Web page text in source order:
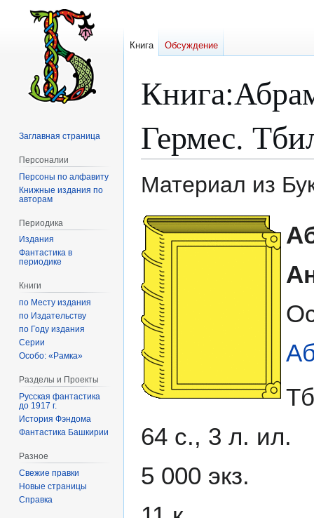
Книга:
Гермес.
Материал из
Перейти
навигации
Перейти
поиску
64 с., 3 л. ил.
5 000 экз.
Книга Обсуждение
Заглавная страница
Персоналии
Персоны по алфавиту
Книжные издания по
авторам
Периодика
Издания
Фантастика в
периодике
Книги
по Месту издания
по Издательству
по Году издания
Серии
Особо: «Рамка»
Разделы и Проекты
Русская фантастика
до 1917 г.
История Фэндома
Фантастика Башкирии
Разное
Свежие правки
Новые страницы
Справка